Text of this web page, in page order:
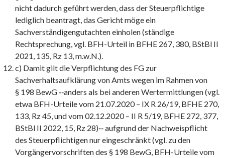
nicht dadurch geführt werden, dass der Steuerpflichtige
lediglich beantragt, das Gericht möge ein
Sachverständigengutachten einholen (ständige
Rechtsprechung, vgl. BFH-Urteil in BFHE 267, 380, BStBl II
2021, 135, Rz 13, m.w.N.).
c) Damit gilt die Verpflichtung des FG zur
Sachverhaltsaufklärung von Amts wegen im Rahmen von
§ 198 BewG ‑‑anders als bei anderen Wertermittlungen (vgl.
etwa BFH-Urteile vom 21.07.2020 – IX R 26/19, BFHE 270,
133, Rz 45, und vom 02.12.2020 – II R 5/19, BFHE 272, 377,
BStBl II 2022, 15, Rz 28)‑‑ aufgrund der Nachweispflicht
des Steuerpflichtigen nur eingeschränkt (vgl. zu den
Vorgängervorschriften des § 198 BewG, BFH-Urteile vom